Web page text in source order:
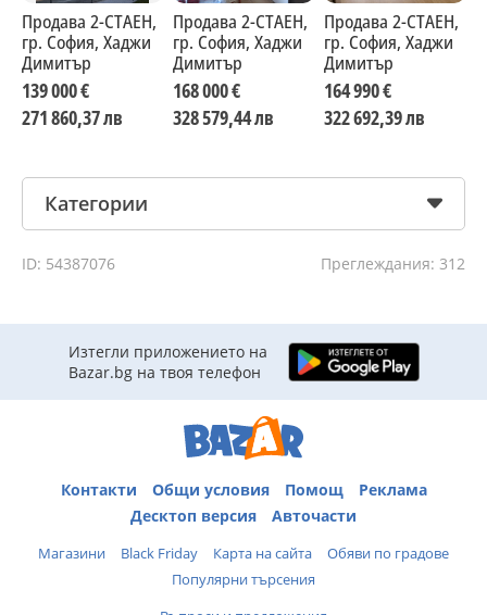
Продава 2-СТАЕН,
гр. София, Хаджи
Димитър
139 000 €
271 860,37 лв
Продава 2-СТАЕН,
гр. София, Хаджи
Димитър
168 000 €
328 579,44 лв
Продава 2-СТАЕН,
гр. София, Хаджи
Димитър
164 990 €
322 692,39 лв
Категории
ID: 54387076 Преглеждания: 312
Изтегли приложението на
Bazar.bg на твоя телефон
Контакти Общи условия Помощ
Реклама
Десктоп версия
Авточасти
Магазини Black Friday Карта на сайта
Обяви по градове
Популярни търсения